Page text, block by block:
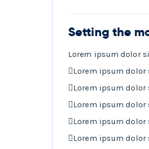
Setting the
Lorem ipsum dolor
Lorem ipsum dolor
Lorem ipsum dolor
Lorem ipsum dolor
Lorem ipsum dolor
Lorem ipsum dolor